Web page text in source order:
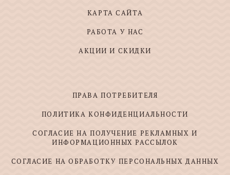
КАРТА САЙТА
РАБОТА У НАС
АКЦИИ И СКИДКИ
ПРАВА ПОТРЕБИТЕЛЯ
ПОЛИТИКА КОНФИДЕНЦИАЛЬНОСТИ
СОГЛАСИЕ НА ПОЛУЧЕНИЕ РЕКЛАМНЫХ И
ИНФОРМАЦИОННЫХ РАССЫЛОК
СОГЛАСИЕ НА ОБРАБОТКУ ПЕРСОНАЛЬНЫХ ДАННЫХ